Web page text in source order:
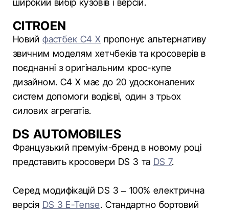
широкий вибір кузовів і версій.
CITROEN
Новийфастбек С4 Х пропонує альтернативу
звичним моделям хетчбеків та кросоверів в
поєднанні з оригінальним крос-купе
дизайном. C4 X має до 20 удосконалених
систем допомоги водієві, один з трьох
силових агрегатів.
DS AUTOMOBILES
Французький премуім-бренд в новому році
представить кросовери DS 3 та DS 7.
Серед модифікацій DS 3 – 100% електрична
версія DS 3 E-Tense. Стандартно бортовий